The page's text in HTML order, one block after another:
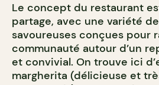
Le concept du restaurant
partage, avec une variété
savoureuses conçues pour
communauté autour d’un
et convivial. On trouve ici
margherita (délicieuse et